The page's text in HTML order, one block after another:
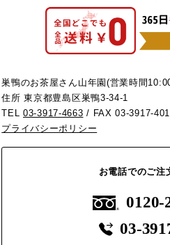
巣鴨のお茶屋さん山年園(営業時間
住所 東京都豊島区巣鴨3-34-1
TEL03-3917-4663 / FAX 03-3917-
プライバシーポリシー
お電話でのご注
0120-
03-